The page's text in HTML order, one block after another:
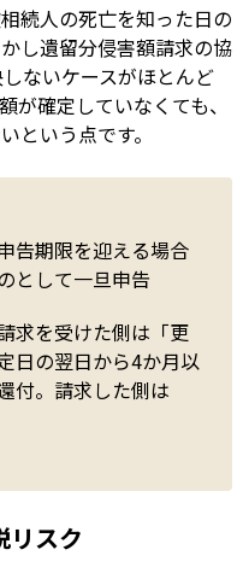
続人の死亡を知った日の
し遺留分侵害額請求の協
ないケースがほとんど
が確定していなくても、
という点です。
告期限を迎える場合
として一旦申告
求を受けた側は「更
日の翌日から4か月以
付。請求した側は
リスク